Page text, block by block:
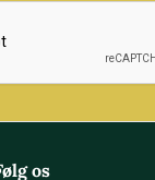
os